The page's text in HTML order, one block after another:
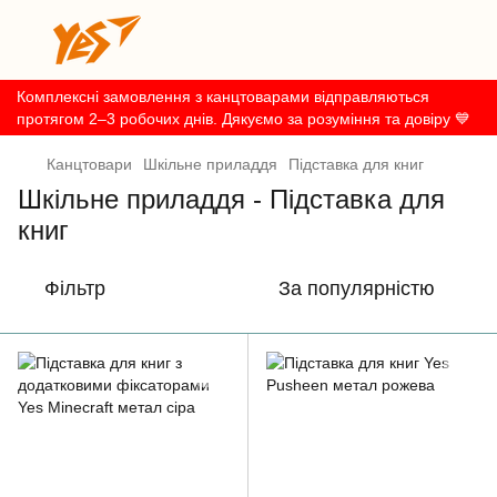
Комплексні замовлення з канцтоварами відправляються
протягом 2–3 робочих днів. Дякуємо за розуміння та довіру 💙
Канцтовари Шкільне приладдя Підставка для книг
Шкільне приладдя - Підставка для
книг
Фільтр За популярністю